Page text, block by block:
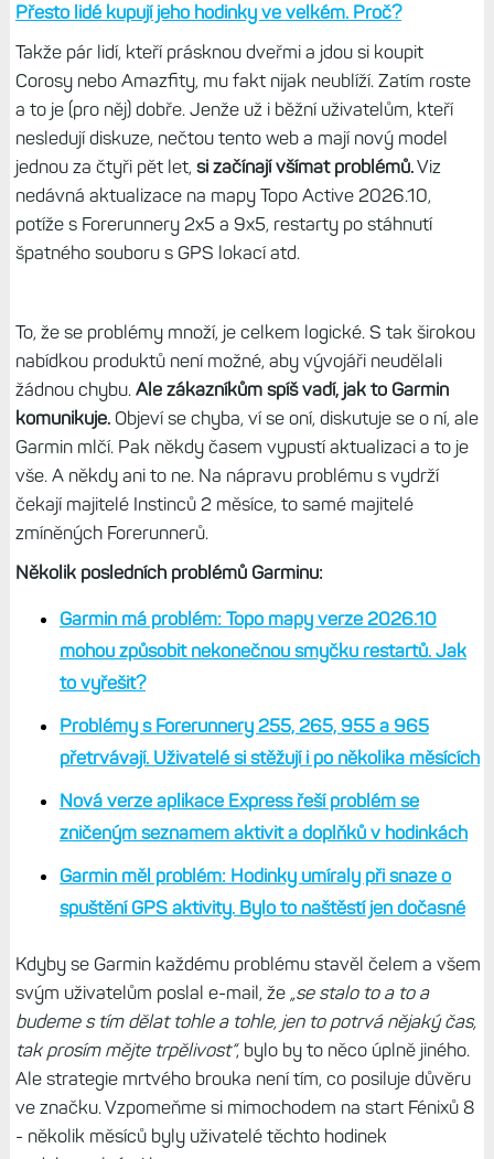
O zákazníky je třeba se starat
Už v loňském roce jsem psal podobně vyznívající text, v
němž jsem citoval uživatele z různých diskuzí, kteří si „už
nikdy nic od Garminu nekoupí“. Garminu se ale přesto daří
a leckterá firma by mu to mohla závidět. Orientuje se na
dražší modely, nic úplně levného v nabídce nemá. Má
solidní marže, rozsáhlé technické a vývojové zázemí a
hlavně velmi širokou nabídku.
Názor:
Takže pár lidí, kteří prásknou dveřmi a jdou si koupit
Corosy nebo Amazfity, mu fakt nijak neublíží. Zatím roste
a to je (pro něj) dobře. Jenže už i běžní uživatelům, kteří
nesledují diskuze, nečtou tento web a mají nový model
jednou za čtyři pět let,si začínají všímat problémů.Viz
nedávná aktualizace na mapy Topo Active 2026.10,
potíže s Forerunnery 2x5 a 9x5, restarty po stáhnutí
špatného souboru s GPS lokací atd.
To, že se problémy množí, je celkem logické. S tak širokou
nabídkou produktů není možné, aby vývojáři neudělali
žádnou chybu.
Ale zákazníkům spíš vadí, jak to Garmin
komunikuje.
Objeví se chyba, ví se oní, diskutuje se o ní, ale
Garmin mlčí. Pak někdy časem vypustí aktualizaci a to je
vše. A někdy ani to ne. Na nápravu problému s vydrží
čekají majitelé Instinců 2 měsíce, to samé majitelé
zmíněných Forerunnerů.
Několik posledních problémů Garminu: